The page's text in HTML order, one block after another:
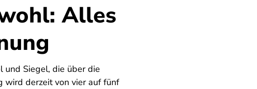
Alles
und Siegel, die über die
wird derzeit von vier auf fünf